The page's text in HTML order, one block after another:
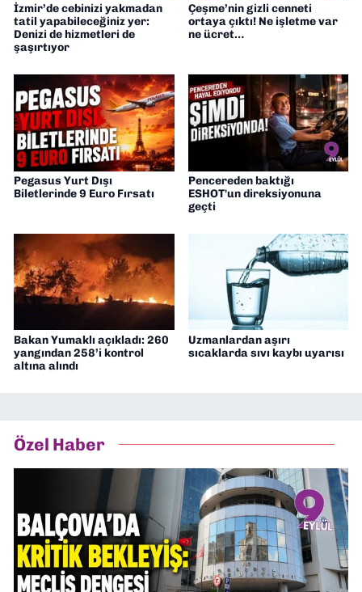
İzmir’de cebinizi yakmadan
tatil yapabileceğiniz yer:
Denizi de hizmetleri de
şaşırtıyor
Çeşme’nin gizli cenneti
ortaya çıktı! Ne işletme var
ne ücret…
Pegasus Yurt Dışı
Biletlerinde 9 Euro Fırsatı
Pencereden baktığı
ESHOT'un direksiyonuna
geçti
Bakan Yumaklı açıkladı: 260
yangından 258’i kontrol
altına alındı
Uzmanlardan aşırı
sıcaklarda sıvı kaybı uyarısı
Özel Haber